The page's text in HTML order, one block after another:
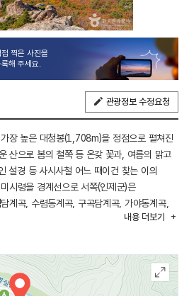
접 찍은 사진을
해 주세요.
관광정보 수정요청
장 높은 대청봉(1,708m)을 정점으로 펼쳐진
산으로 봄의 철쭉 등 온갖 꽃과, 여름의 맑고
설경 등 사시사철 어느 때이건 찾는 이의
시령을 경계선으로 서쪽(인제군)은
계곡, 수렴동계곡, 구곡담계곡, 가야동계곡,
골 그리고 장수대지역의 대승폭포, 옥녀탕
코스도 그만큼 많다. 용대리~백담계곡~
, 장수대~대승령 코스 등이 대표적이다.
내용 더보기